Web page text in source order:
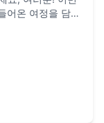
어온 여정을 담아
프리카에서 오래
. (현재 업
드립니다) **
일상을 공유하